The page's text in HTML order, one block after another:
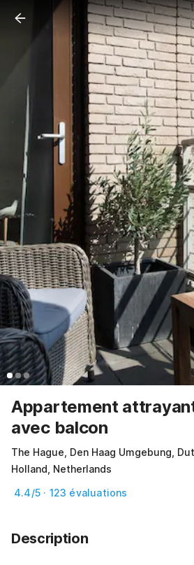
Appartement
avec balcon
The Hague, Den Haag Umgebung,
Holland, Netherlands
4.4/5 · 123 évaluations
Description